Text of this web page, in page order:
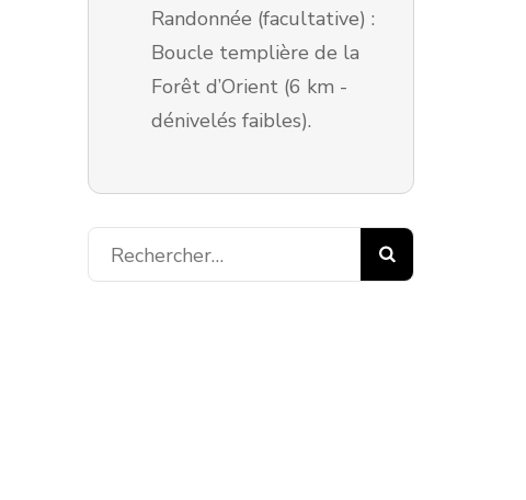
Randonnée (facultative) :
Boucle templière de la
Forêt d’Orient (6 km -
dénivelés faibles).
Rechercher :